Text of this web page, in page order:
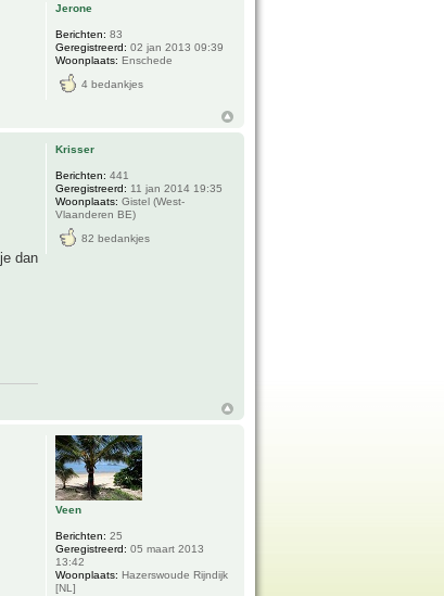
Jerone
Berichten: 83
Geregistreerd: 02 jan 2013 09:39
Woonplaats: Enschede
4 bedankjes
dan
Krisser
Berichten: 441
Geregistreerd: 11 jan 2014 19:35
Woonplaats: Gistel (West-
Vlaanderen BE)
82 bedankjes
Veen
Berichten: 25
Geregistreerd: 05 maart 2013
13:42
Woonplaats: Hazerswoude Rijndijk
[NL]